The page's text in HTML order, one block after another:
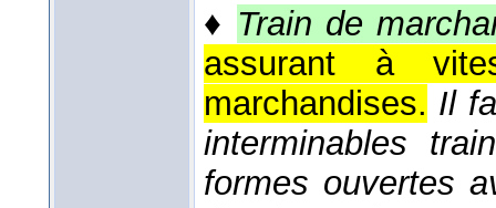
♦ Train de
assurant à
marchandises. Il
interminables
formes ouvertes